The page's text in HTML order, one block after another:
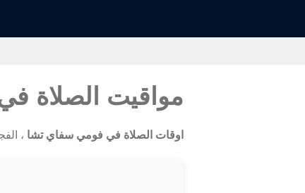
مواقيت الصلاة
اوقات الصلاة في فومي سفاي تشا ،